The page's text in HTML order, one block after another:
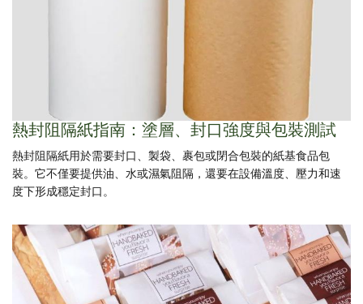
熱封阻隔紙指南：塗層、封口強度與包裝測試
熱封阻隔紙用於需要封口、製袋、裹包或閉合包裝的紙基食品包
裝。它不僅要提供油、水或濕氣阻隔，還要在設備溫度、壓力和速
度下形成穩定封口。